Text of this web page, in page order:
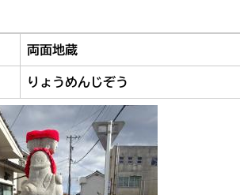
両面地蔵
りょうめんじぞう